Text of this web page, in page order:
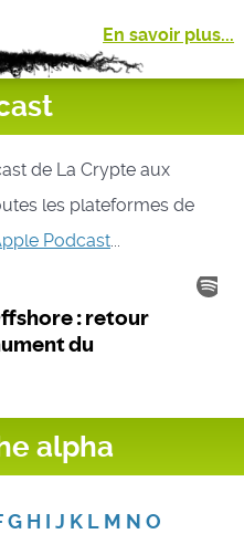
En savoir plus...
de La Crypte aux
les plateformes de
Podcast...
alpha
G H I J K L M N O